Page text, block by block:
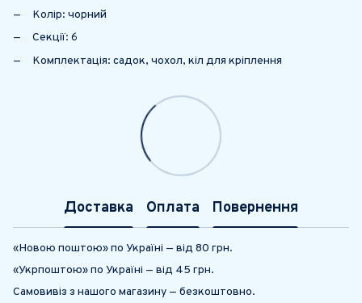
Колір: чорний
Секції: 6
Комплектація: садок, чохол, кіл для кріплення
Доставка Оплата Повернення
«Новою поштою» по Україні — від 80 грн.
«Укрпоштою» по Україні — від 45 грн.
Самовивіз з нашого магазину — безкоштовно.